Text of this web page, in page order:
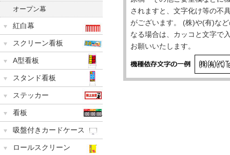
されますと、文字化け等の不
がございます。 (株)や(有)な
なる場合は、カッコと文字で
お願いいたします。
オープン幕
紅白幕
スクリーン看板
A型看板
スタンド看板
ステッカー
看板
吸盤付きカードケース
ロールスクリーン